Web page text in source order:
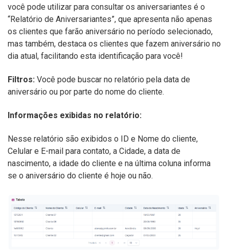
você pode utilizar para consultar os aniversariantes é o
“Relatório de Aniversariantes”, que apresenta não apenas
os clientes que farão aniversário no período selecionado,
mas também, destaca os clientes que fazem aniversário no
dia atual, facilitando esta identificação para você!
Filtros: Você pode buscar no relatório pela data de
aniversário ou por parte do nome do cliente.
Informações exibidas no relatório:
Nesse relatório são exibidos o ID e Nome do cliente,
Celular e E-mail para contato, a Cidade, a data de
nascimento, a idade do cliente e na última coluna informa
se o aniversário do cliente é hoje ou não.